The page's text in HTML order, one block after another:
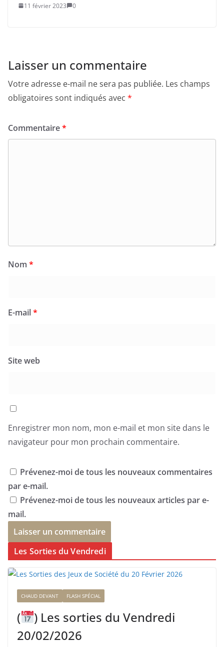
11 février 2023 0
Laisser un commentaire
Votre adresse e-mail ne sera pas publiée. Les champs
obligatoires sont indiqués avec *
Commentaire*
Nom *
E-mail*
Site web
Enregistrer mon nom, mon e-mail et mon site dans le
navigateur pour mon prochain commentaire.
Prévenez-moi de tous les nouveaux commentaires
par e-mail.
Prévenez-moi de tous les nouveaux articles par e-
mail.
Les Sorties du Vendredi
CHAUD DEVANT FLASH SPÉCIAL
(
) Les sorties du Vendredi
20/02/2026